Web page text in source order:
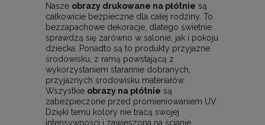
Nasze obrazy drukowane na płótnie są
całkowicie bezpieczne dla całej rodziny. To
bezzapachowe dekoracje, dlatego świetnie
sprawdzą się zarówno w salonie, jak i pokoju
dziecka. Ponadto są to produkty przyjazne
środowisku, z ramą powstającą z
wykorzystaniem starannie dobranych,
przyjaznych środowisku materiałów.
Wszystkie obrazy na płótnie są
zabezpieczone przed promieniowaniem UV.
Dzięki temu kolory nie tracą swojej
intensywności i zawieszona na ścianie